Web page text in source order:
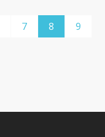
7 8
9